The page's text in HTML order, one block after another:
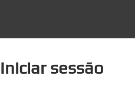
Iniciar sessão